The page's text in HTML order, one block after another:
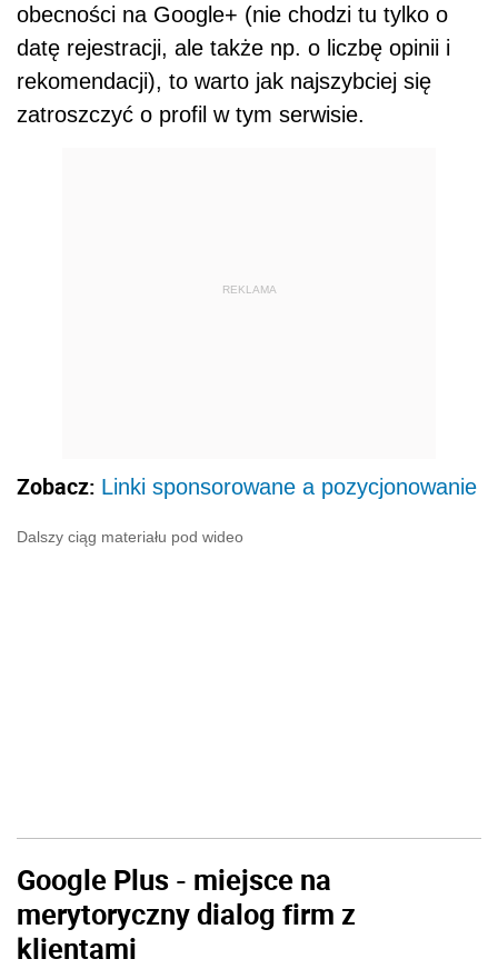
obecności na Google+ (nie chodzi tu tylko o
datę rejestracji, ale także np. o liczbę opinii i
rekomendacji), to warto jak najszybciej się
zatroszczyć o profil w tym serwisie.
REKLAMA
Zobacz: Linki sponsorowane a pozycjonowanie
Dalszy ciąg materiału pod wideo
Google Plus - miejsce na
merytoryczny dialog firm z
klientami